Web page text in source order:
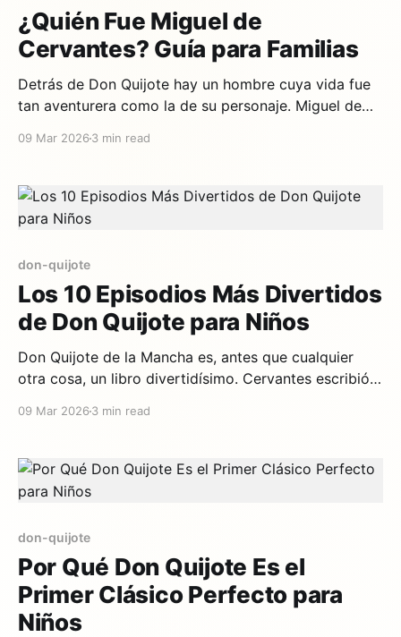
¿Quién Fue Miguel de
Cervantes? Guía para Familias
Detrás de Don Quijote hay un hombre cuya vida fue
tan aventurera como la de su personaje. Miguel de
fascinante para compartir con los niños. Un niño
curioso en
09 Mar 2026 3 min read
don-quijote
Los 10 Episodios Más Divertidos
de Don Quijote para Niños
Don Quijote de la Mancha es, antes que cualquier
otra cosa, un libro divertidísimo. Cervantes escribió
10 mejores. 1. Los Molinos de Viento El episodio más
famoso
09 Mar 2026 3 min read
don-quijote
Por Qué Don Quijote Es el
Primer Clásico Perfecto para
Niños